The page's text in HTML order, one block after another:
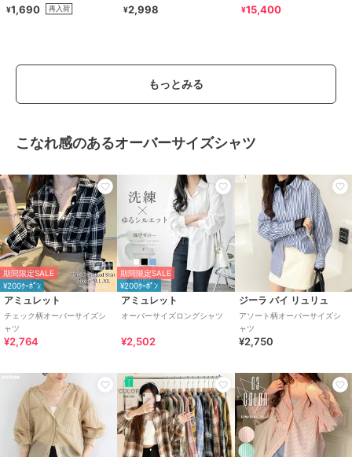
房対策
¥1,690 再入荷
ツ 半袖 レトロ 薔薇柄
¥2,998
¥15,400
もっとみる
こなれ感のあるオーバーサイズシャツ
期間限定SALE
¥200ｸｰﾎﾟﾝ
アミュレット
チェック柄オーバーサイズシ
ャツ
¥2,764
期間限定SALE
¥200ｸｰﾎﾟﾝ
アミュレット
オーバーサイズロングシャツ
¥2,502
ジーラ バイ リュリュ
アソート柄オーバーサイズシ
ャツ
¥2,750